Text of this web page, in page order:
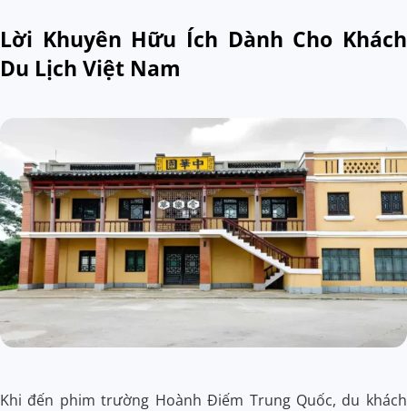
Lời Khuyên Hữu Ích Dành Cho Khách
Du Lịch Việt Nam
Khi đến phim trường Hoành Điếm Trung Quốc, du khách